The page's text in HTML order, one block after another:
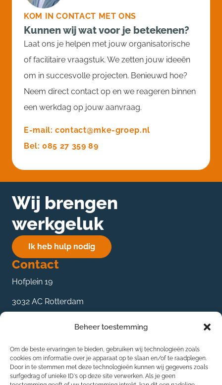
Beheer toestemming
Om de beste ervaringen te bieden, gebruiken wij technologieën zoals
cookies om informatie over je apparaat op te slaan en/of te raadplegen.
Door in te stemmen met deze technologieën kunnen wij gegevens zoals
surfgedrag of unieke ID's op deze site verwerken. Als je geen
KOM IN CONTACT MET ONS
Kunnen wij wat voor je betekenen?
Laat ons je helpen met jouw organisatorische
of facilitaire vraagstuk. We zetten jouw ideeën
om in succesvolle projecten. Benieuwd hoe?
Neem direct contact op en we reageren binnen
een werkdag op jouw aanvraag.
E-mail: contact@mke-groep.nl
Bel: 085 27 359 89
Wij brengen
werkgeluk
Ik heb hulp nodig
Contact
Hofplein 19
3032 AC Rotterdam
De oplossingen
Bedrijfsadvies